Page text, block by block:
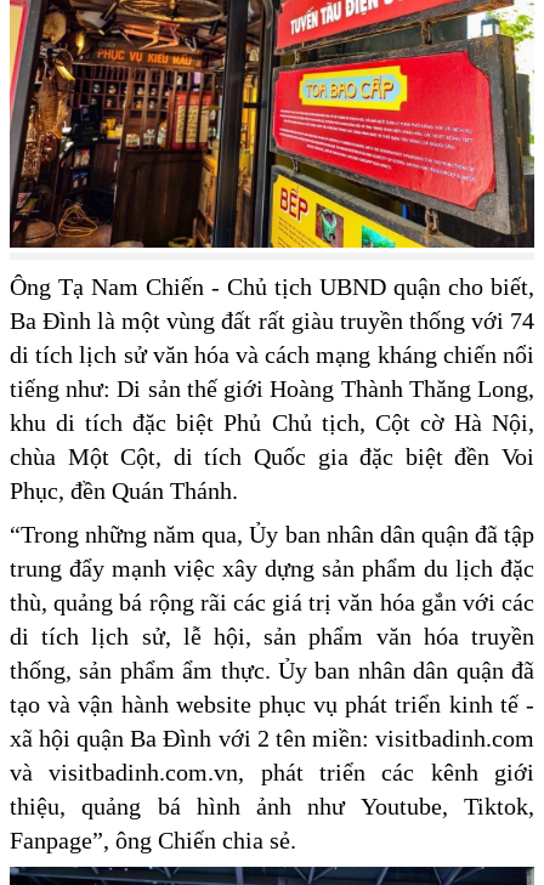
Ông Tạ Nam Chiến - Chủ tịch UBND quận cho biết,
Ba Đình là một vùng đất rất giàu truyền thống với 74
di tích lịch sử văn hóa và cách mạng kháng chiến nổi
tiếng như: Di sản thế giới Hoàng Thành Thăng Long,
khu di tích đặc biệt Phủ Chủ tịch, Cột cờ Hà Nội,
chùa Một Cột, di tích Quốc gia đặc biệt đền Voi
Phục, đền Quán Thánh.
“Trong những năm qua, Ủy ban nhân dân quận đã tập
trung đẩy mạnh việc xây dựng sản phẩm du lịch đặc
thù, quảng bá rộng rãi các giá trị văn hóa gắn với các
di tích lịch sử, lễ hội, sản phẩm văn hóa truyền
thống, sản phẩm ẩm thực. Ủy ban nhân dân quận đã
tạo và vận hành website phục vụ phát triển kinh tế -
xã hội quận Ba Đình với 2 tên miền: visitbadinh.com
và visitbadinh.com.vn, phát triển các kênh giới
thiệu, quảng bá hình ảnh như Youtube, Tiktok,
Fanpage”, ông Chiến chia sẻ.